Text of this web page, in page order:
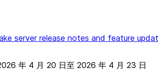
server release notes and feature
年 4 月 20 日至 2026 年 4 月 23 日